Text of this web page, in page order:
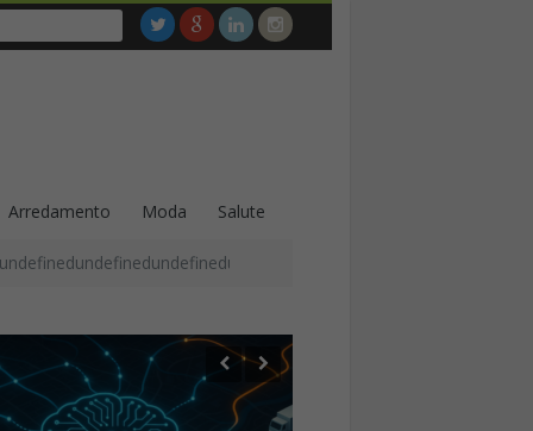
Arredamento Moda Salute